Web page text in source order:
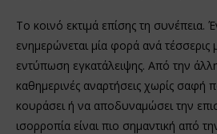
Το κοινό εκτιμά επίσης τη συνέπεια.
ενημερώνεται μία φορά ανά τέσσερις
εντύπωση εγκατάλειψης. Από την
καθημερινές αναρτήσεις χωρίς σαφή
κουράσει ή να αποδυναμώσει την
ισορροπία είναι πιο σημαντική από